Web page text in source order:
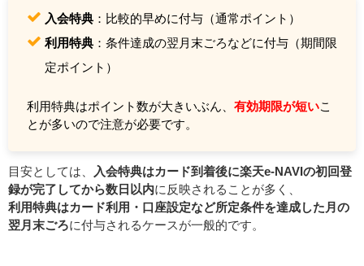
入会特典 ：比較的早めに付与（通常ポイント）
利用特典 ：条件達成の翌月末ごろなどに付与（期間限
定ポイント）
利用特典はポイント数が大きいぶん、 有効期限が短いこ
とが多いので注意が必要です。
目安としては、
入会特典はカード到着後に楽天e-NAVIの初回登
録が完了してから数日以内に反映されることが多く、
利用特典はカード利用・口座設定など所定条件を達成した月の
翌月末ごろに付与されるケースが一般的です。